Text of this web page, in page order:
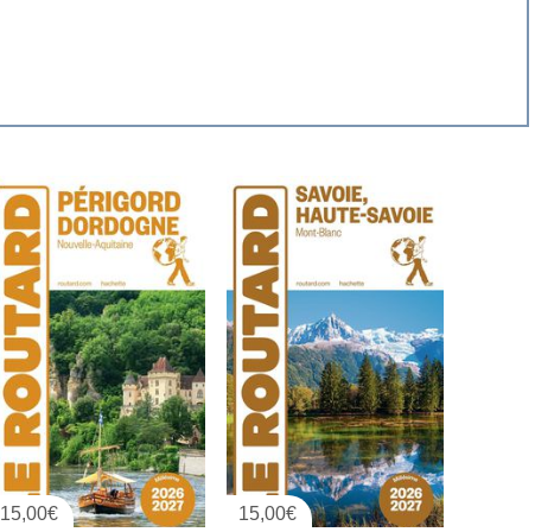
15,00€ 15,00€